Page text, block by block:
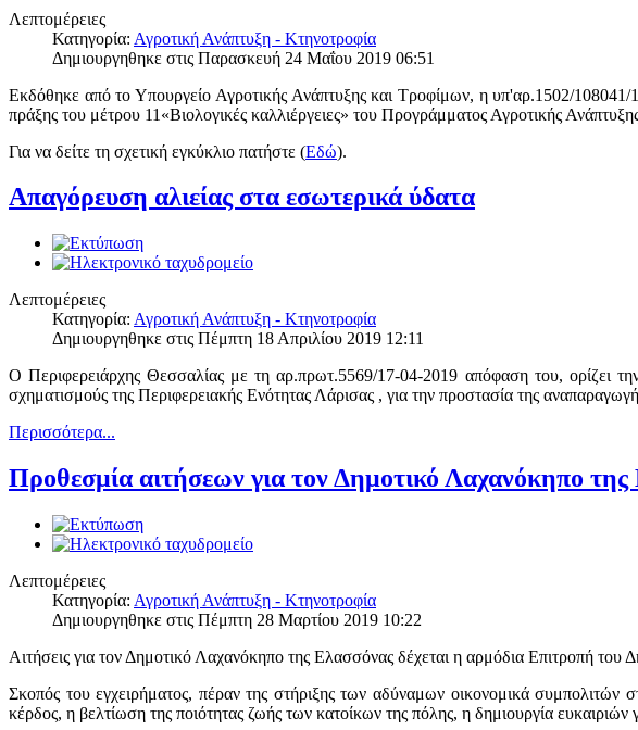
Λεπτομέρειες
Κατηγορία: Αγροτική Ανάπτυξη - Κτηνοτροφία
Δημιουργηθηκε στις Παρασκευή 24 Μαΐου 2019 06:51
Εκδόθηκε από το Υπουργείο Αγροτικής Ανάπτυξης και Τροφίμων, η υπ'αρ.1502/108041/
πράξης του μέτρου 11«Βιολογικές καλλιέργειες» του Προγράμματος Αγροτικής
Για να δείτε τη σχετική εγκύκλιο πατήστε (Εδώ).
Απαγόρευση αλιείας στα εσωτερικά ύδατα
Λεπτομέρειες
Κατηγορία: Αγροτική Ανάπτυξη - Κτηνοτροφία
Δημιουργηθηκε στις Πέμπτη 18 Απριλίου 2019 12:11
Ο Περιφερειάρχης Θεσσαλίας με τη αρ.πρωτ.5569/17-04-2019 απόφαση του, ορίζει
σχηματισμούς της Περιφερειακής Ενότητας Λάρισας , για την προστασία της
Περισσότερα...
Προθεσμία αιτήσεων για τον Δημοτικό Λαχανόκηπο
Λεπτομέρειες
Κατηγορία: Αγροτική Ανάπτυξη - Κτηνοτροφία
Δημιουργηθηκε στις Πέμπτη 28 Μαρτίου 2019 10:22
Αιτήσεις για τον Δημοτικό Λαχανόκηπο της Ελασσόνας δέχεται η αρμόδια Επιτροπή του
Σκοπός του εγχειρήματος, πέραν της στήριξης των αδύναμων οικονομικά
κέρδος, η βελτίωση της ποιότητας ζωής των κατοίκων της πόλης, η δημιουργία